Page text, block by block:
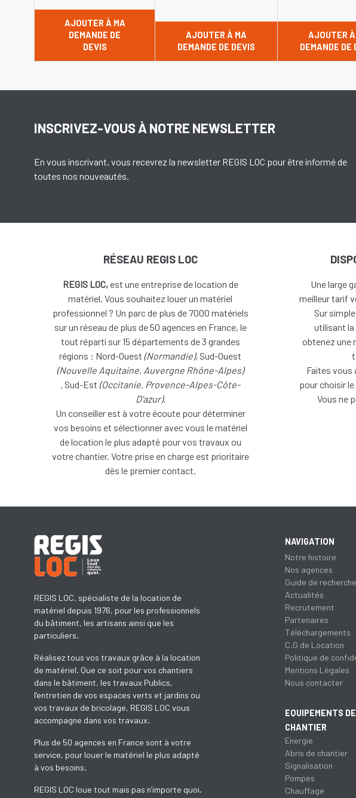
AJOUTER À MA
DEMANDE DE
DEVIS
AJOUTER À MA
DEMANDE DE DEVIS
AJOUTER À
DEMANDE DE
INSCRIVEZ-VOUS À NOTRE NEWSLETTER
En vous inscrivant, vous recevrez la newsletter REGIS LOC pour être informé de
toutes nos nouveautés.
RÉSEAU REGIS LOC
REGIS LOC,est une entreprise de location de
matériel. Vous souhaitez louer un matériel
professionnel ? Un parc de plus de 7000 matériels
sur un réseau de plus de 50 agences en France, le
tout réparti sur 15 départements de 3 grandes
régions : Nord-Ouest(Normandie), Sud-Ouest
(Nouvelle Aquitaine, Auvergne Rhône-Alpes)
, Sud-Est(Occitanie, Provence-Alpes-Côte-
D’azur).
Un conseiller est à votre écoute pour déterminer
vos besoins et sélectionner avec vous le matériel
de location le plus adapté pour vos travaux ou
votre chantier. Votre prise en charge est prioritaire
dès le premier contact.
Une large
meilleur tarif
Sur
utilisant la
obtenez une
Faites vous
pour choisir
Vous ne
REGIS LOC, spécialiste de la location de
matériel depuis 1976, pour les professionnels
du bâtiment, les artisans ainsi que les
particuliers.
Réalisez tous vos travaux grâce à la location
de matériel. Que ce soit pour vos chantiers
dans le bâtiment, les travaux Publics,
l’entretien de vos espaces verts et jardins ou
vos travaux de bricolage, REGIS LOC vous
accompagne dans vos travaux.
Plus de 50 agences en France sont à votre
service, pour louer le matériel le plus adapté
à vos besoins.
REGIS LOC loue tout mais pas n’importe quoi.
NAVIGATION
Notre histoire
Nos agences
Guide de recherche
Actualités
Recrutement
Partenaires
Téléchargements
C.G de Location
Politique de
Mentions Légales
Nous contacter
EQUIPEMENTS DE
CHANTIER
Energie
Abris de chantier
Signalisation
Pompes
Chauffage